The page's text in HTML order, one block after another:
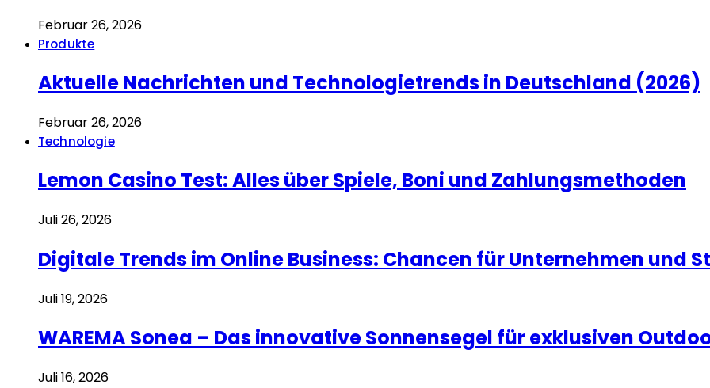
Februar 26, 2026
Produkte
Aktuelle Nachrichten und Technologietrends in Deutschland (2026)
Februar 26, 2026
Technologie
Lemon Casino Test: Alles über Spiele, Boni und Zahlungsmethoden
Juli 26, 2026
Digitale Trends im Online Business: Chancen für Unternehmen und
Juli 19, 2026
WAREMA Sonea – Das innovative Sonnensegel für exklusiven
Juli 16, 2026